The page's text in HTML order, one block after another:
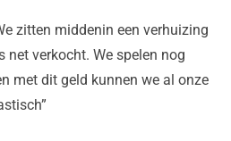
zitten middenin een verhuizing
net verkocht. We spelen nog
met dit geld kunnen we al onze